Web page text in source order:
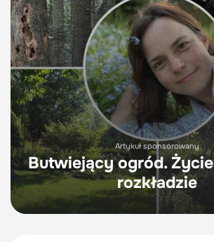
Artykuł sponsorowany
Butwiejący ogród.
rozkładzie